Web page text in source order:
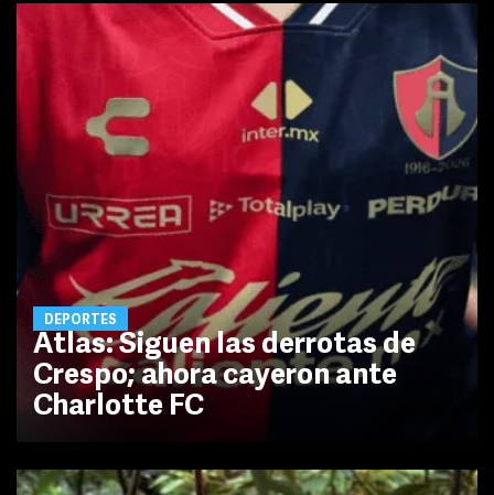
DEPORTES
Atlas: Siguen las derrotas de
Crespo; ahora cayeron ante
Charlotte FC